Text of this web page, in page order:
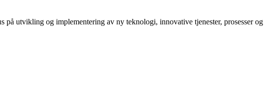
utvikling og implementering av ny teknologi, innovative tjenester, prosesser og